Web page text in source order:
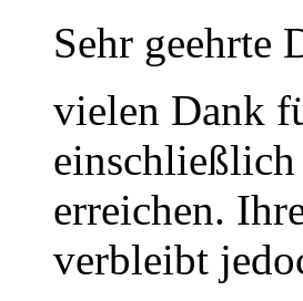
Sehr geehrte
vielen Dank
erreichen.
verbleibt